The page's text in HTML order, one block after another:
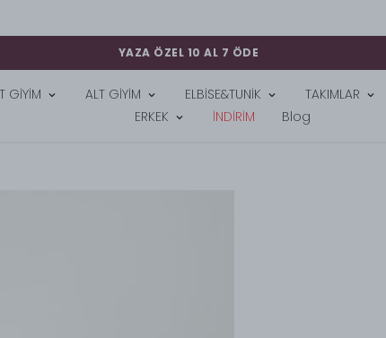
YAZA ÖZEL 10 AL 7 ÖDE
GİYİM ALT GİYİM ELBİSE&TUNİK TAKIMLAR
ERKEK
İNDİRİM Blog